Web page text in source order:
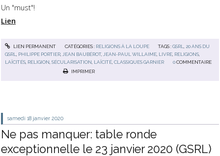
Un "must"!
Lien
LIEN PERMANENT CATÉGORIES : RELIGIONS À LA LOUPE TAGS :GSRL
20 ANS DU
GSRL
PHILIPPE PORTIER JEAN BAUBÉROT, JEAN-PAUL WILLAIME LIVRE RELIGIONS
LAÏCITÉS RELIGION ,SÉCULARISATION LAÏCITÉ ,CLASSIQUES GARNIER 0 COMMENTAIRE
IMPRIMER
samedi 18 janvier 2020
Ne pas manquer: table ronde
exceptionnelle le 23 janvier 2020 (GSRL)